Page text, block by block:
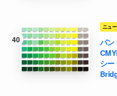
ニュ
パン
シ